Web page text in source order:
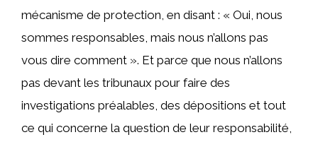
mécanisme de protection, en disant : « Oui, nous
sommes responsables, mais nous n’allons pas
vous dire comment ». Et parce que nous n’allons
pas devant les tribunaux pour faire des
investigations préalables, des dépositions et tout
ce qui concerne la question de leur responsabilité,